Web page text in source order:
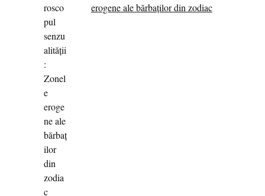
erogene ale bărbaților din zodiac